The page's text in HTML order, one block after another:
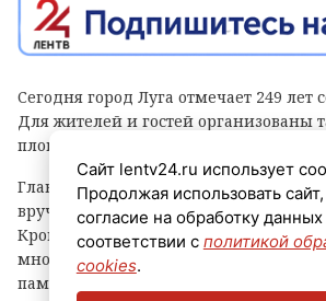
Сегодня город Луга отмечает 249 лет
Для жителей и гостей организованы
площадки, выступления духовых
Главным событием праздника стала
вручения знака «Почетный
Кроме того, региональные власти
многодетные семьи муниципалитета,
памятные награды и
Сайт lentv24.ru использует
Продолжая использовать
согласие на обработку данных
соответствии с политикой
cookies.